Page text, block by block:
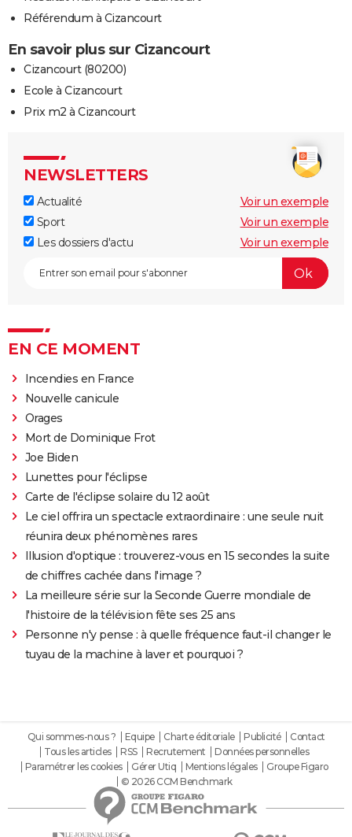
Référendum à Cizancourt
En savoir plus sur Cizancourt
Cizancourt (80200)
Ecole à Cizancourt
Prix m2 à Cizancourt
NEWSLETTERS
Actualité
Voir un exemple
Sport
Voir un exemple
Les dossiers d'actu
Voir un exemple
EN CE MOMENT
Incendies en France
Nouvelle canicule
Orages
Mort de Dominique Frot
Joe Biden
Lunettes pour l'éclipse
Carte de l'éclipse solaire du 12 août
Le ciel offrira un spectacle extraordinaire : une seule nuit
réunira deux phénomènes rares
Illusion d'optique : trouverez-vous en 15 secondes la suite
de chiffres cachée dans l'image ?
La meilleure série sur la Seconde Guerre mondiale de
l'histoire de la télévision fête ses 25 ans
Personne n'y pense : à quelle fréquence faut-il changer le
tuyau de la machine à laver et pourquoi ?
Qui sommes-nous ? Equipe Charte éditoriale Publicité
Contact
Tous les articles
RSS Recrutement
Données personnelles
Paramétrer les cookies
Gérer Utiq Mentions légales
Groupe Figaro
© 2026 CCM Benchmark